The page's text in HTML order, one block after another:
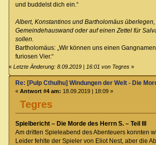
und buddelst dich ein.“
Albert, Konstantinos und Bartholomäus
Gemeindehauswand oder auf einen Zettel für
sollen.
Bartholomäus: „Wir können uns einen
furiosen Vier.“
«Letzte Änderung: 8.09.2019 | 16:01 von Tegres »
Tegres
Re: [Pulp Cthulhu] Windungen der Welt - Die
« Antwort #4 am: 18.09.2019 | 18:09 »
Spielbericht – Die Morde des Herrn S. – Teil III
Am dritten Spieleabend des Abenteuers konnten
Leider fehlte der Spieler von Eliot Nest, aber die